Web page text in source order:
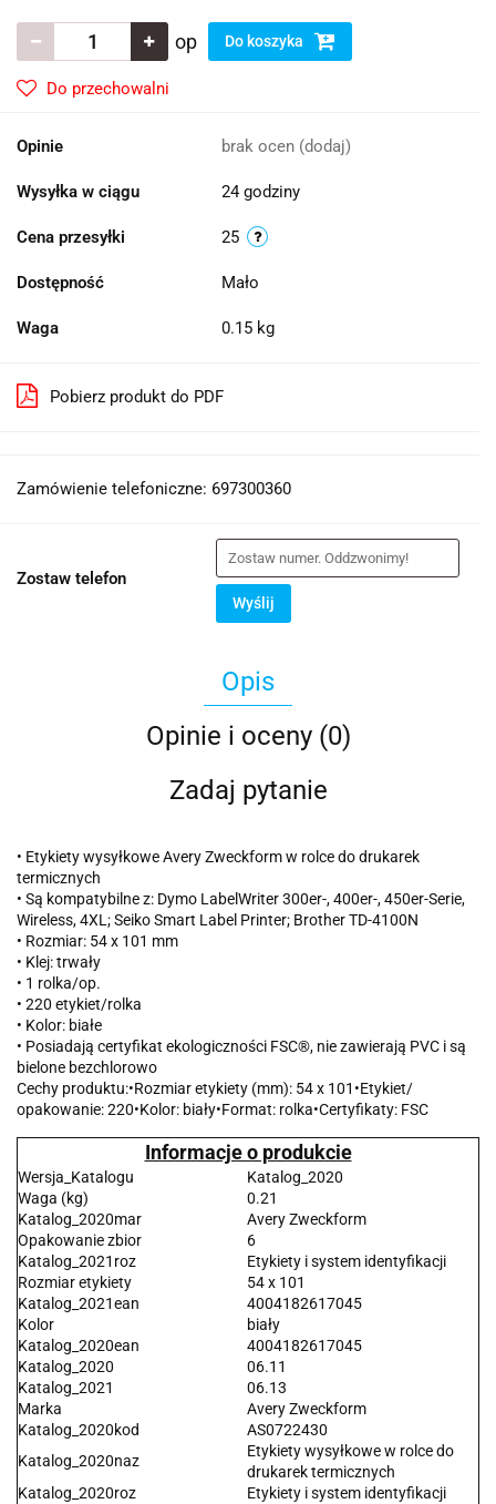
op Do koszyka
Do przechowalni
Opinie brak ocen (dodaj)
Wysyłka w ciągu 24 godziny
Cena przesyłki 25
Dostępność Mało
Waga 0.15 kg
Pobierz produkt do PDF
Zamówienie telefoniczne: 697300360
Zostaw telefon
Wyślij
Opis
Opinie i oceny (0)
Zadaj pytanie
• Etykiety wysyłkowe Avery Zweckform w rolce do drukarek
termicznych
• Są kompatybilne z: Dymo LabelWriter 300er-, 400er-, 450er-Serie,
Wireless, 4XL; Seiko Smart Label Printer; Brother TD-4100N
• Rozmiar: 54 x 101 mm
• Klej: trwały
• 1 rolka/op.
• 220 etykiet/rolka
• Kolor: białe
• Posiadają certyfikat ekologiczności FSC®, nie zawierają PVC i są
bielone bezchlorowo
Cechy produktu:•Rozmiar etykiety (mm): 54 x 101•Etykiet/
opakowanie: 220•Kolor: biały•Format: rolka•Certyfikaty: FSC
Informacje o produkcie
Wersja_Katalogu
Katalog_2020
Waga (kg)
0.21
Katalog_2020mar
Avery Zweckform
Opakowanie zbior
6
Katalog_2021roz
Etykiety i system identyfikacji
Rozmiar etykiety
54 x 101
Katalog_2021ean
4004182617045
Kolor
biały
Katalog_2020ean
4004182617045
Katalog_2020
06.11
Katalog_2021
06.13
Marka
Avery Zweckform
Katalog_2020kod
AS0722430
Katalog_2020naz
Etykiety wysyłkowe w rolce do
drukarek termicznych
Katalog_2020roz
Etykiety i system identyfikacji